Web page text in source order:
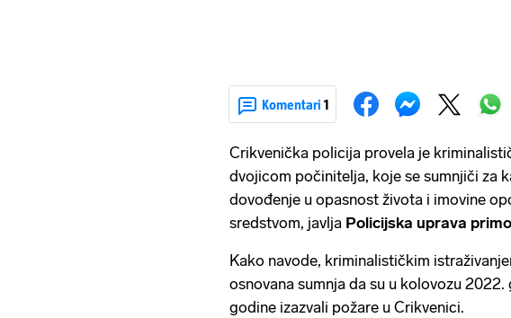
Komentari 1
Crikvenička policija provela je
dvojicom počinitelja, koje se sumnjiči za
dovođenje u opasnost života i imovine
sredstvom, javlja Policijska uprava
Kako navode, kriminalističkim
osnovana sumnja da su u kolovozu 2022.
godine izazvali požare u Crikvenici.